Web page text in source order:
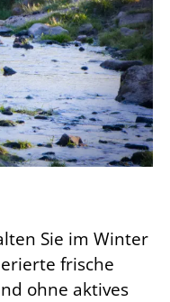
Sie im Winter
frische
ohne aktives